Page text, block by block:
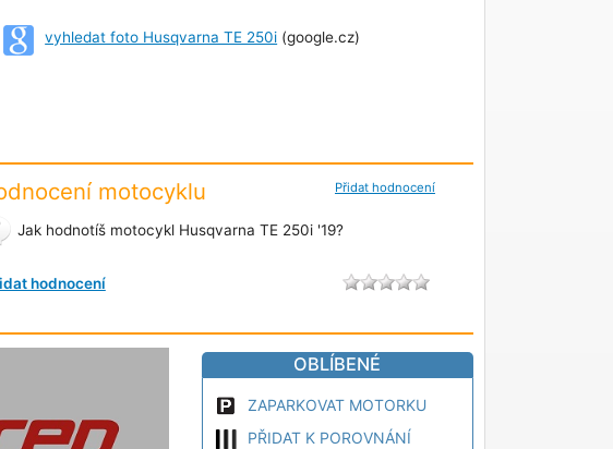
vyhledat foto Husqvarna TE 250i (google.cz)
Přidat hodnocení
motocyklu
Jak hodnotíš motocykl Husqvarna TE 250i '19?
hodnocení
OBLÍBENÉ
ZAPARKOVAT MOTORKU
PŘIDAT K POROVNÁNÍ